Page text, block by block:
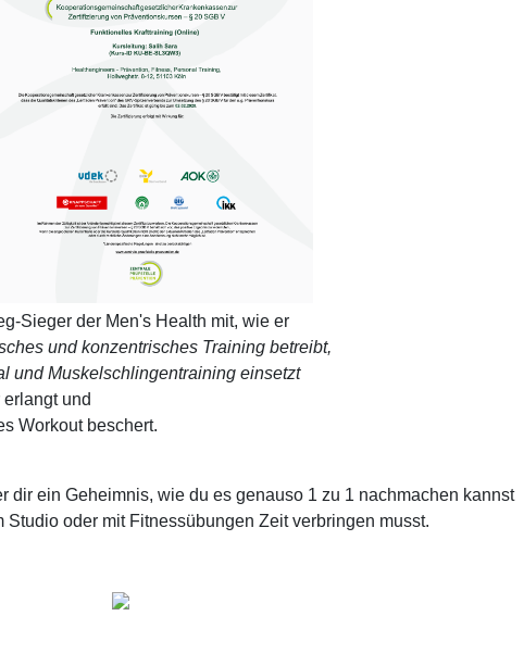
Sieger der Men's Health mit, wie er
undkonzentrisches Training betreibt,
und Muskelschlingentraining einsetzt
und
Workout beschert.
dir ein Geheimnis, wie du es genauso 1 zu 1 nachmachen kannst
Studio oder mit Fitnessübungen Zeit verbringen musst.